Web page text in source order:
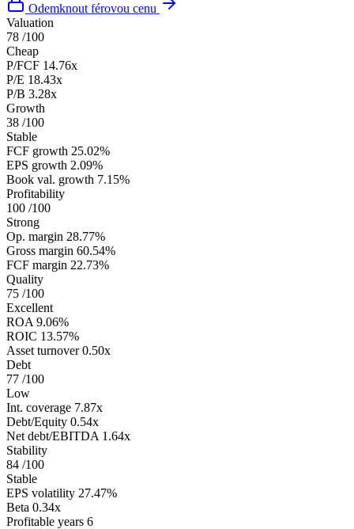
Odemknout férovou cenu
Valuation
78 /100
Cheap
P/FCF 14.76x
P/E 18.43x
P/B 3.28x
Growth
38 /100
Stable
FCF growth 25.02%
EPS growth 2.09%
Book val. growth 7.15%
Profitability
100 /100
Strong
Op. margin 28.77%
Gross margin 60.54%
FCF margin 22.73%
Quality
75 /100
Excellent
ROA 9.06%
ROIC 13.57%
Asset turnover 0.50x
Debt
77 /100
Low
Int. coverage 7.87x
Debt/Equity 0.54x
Net debt/EBITDA 1.64x
Stability
84 /100
Stable
EPS volatility 27.47%
Beta 0.34x
Profitable years 6